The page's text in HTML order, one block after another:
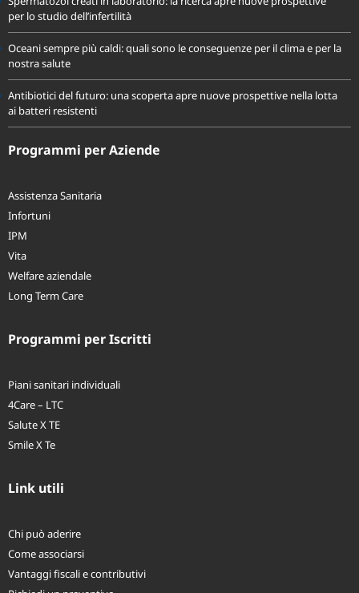
Spermatozoi creati in laboratorio: la ricerca apre nuove prospettive
per lo studio dell’infertilità
Oceani sempre più caldi: quali sono le conseguenze per il clima e per la
nostra salute
Antibiotici del futuro: una scoperta apre nuove prospettive nella lotta
ai batteri resistenti
Assistenza Sanitaria
Infortuni
IPM
Vita
Welfare aziendale
Piani sanitari individuali
4Care – LTC
Salute X TE
Chi può aderire
Come associarsi
Vantaggi fiscali e contributivi